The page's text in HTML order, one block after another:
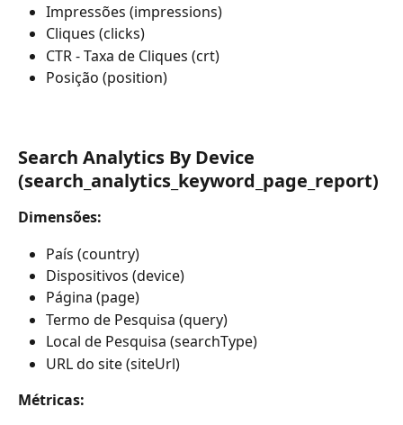
Impressões (impressions)
Cliques (clicks)
CTR - Taxa de Cliques (crt)
Posição (position)
Search Analytics By Device
(search_analytics_keyword_page_report)
Dimensões:
País (country)
Dispositivos (device)
Página (page)
Termo de Pesquisa (query)
Local de Pesquisa (searchType)
URL do site (siteUrl)
Métricas: